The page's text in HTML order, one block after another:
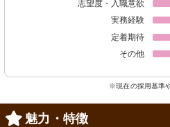
志望度・入職意欲
実務経験
定着期待
その他
※現在の採用基準
魅力・特徴